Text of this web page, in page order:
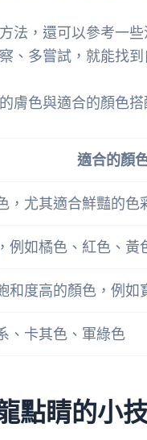
法，還可以參考一
、多嘗試，就能找到
膚色與適合的顏色搭
適合的顏
，尤其適合鮮豔的色
例如橘色、紅色、黃
和度高的顏色，例如
、卡其色、軍綠色
點睛的小